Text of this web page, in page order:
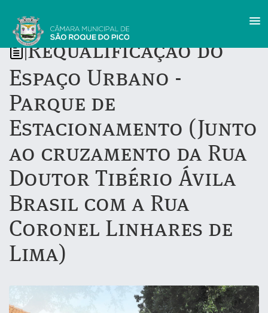
Requalificação do
Espaço Urbano -
Parque de
Estacionamento (Junto
ao cruzamento da Rua
Doutor Tibério Ávila
Brasil com a Rua
Coronel Linhares de
Lima)